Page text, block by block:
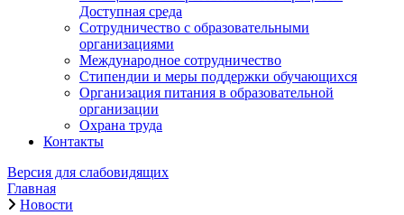
Доступная среда
Сотрудничество с образовательными
организациями
Международное сотрудничество
Стипендии и меры поддержки обучающихся
Организация питания в образовательной
организации
Охрана труда
Контакты
Версия для слабовидящих
Главная
Новости